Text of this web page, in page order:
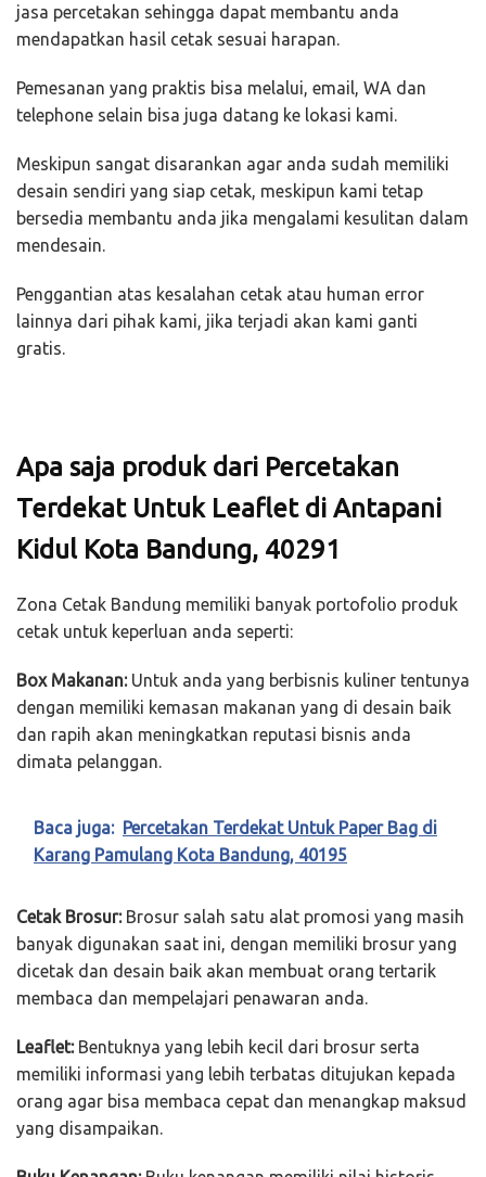
jasa percetakan sehingga dapat membantu anda
mendapatkan hasil cetak sesuai harapan.
Pemesanan yang praktis bisa melalui, email, WA dan
telephone selain bisa juga datang ke lokasi kami.
Meskipun sangat disarankan agar anda sudah memiliki
desain sendiri yang siap cetak, meskipun kami tetap
bersedia membantu anda jika mengalami kesulitan dalam
mendesain.
Penggantian atas kesalahan cetak atau human error
lainnya dari pihak kami, jika terjadi akan kami ganti
gratis.
Apa saja produk dari Percetakan
Terdekat Untuk Leaflet di Antapani
Kidul Kota Bandung, 40291
Zona Cetak Bandung memiliki banyak portofolio produk
cetak untuk keperluan anda seperti:
Box Makanan:Untuk anda yang berbisnis kuliner tentunya
dengan memiliki kemasan makanan yang di desain baik
dan rapih akan meningkatkan reputasi bisnis anda
dimata pelanggan.
Baca juga:
Percetakan Terdekat Untuk Paper Bag di
Karang Pamulang Kota Bandung, 40195
Cetak Brosur:Brosur salah satu alat promosi yang masih
banyak digunakan saat ini, dengan memiliki brosur yang
dicetak dan desain baik akan membuat orang tertarik
membaca dan mempelajari penawaran anda.
Leaflet:Bentuknya yang lebih kecil dari brosur serta
memiliki informasi yang lebih terbatas ditujukan kepada
orang agar bisa membaca cepat dan menangkap maksud
yang disampaikan.